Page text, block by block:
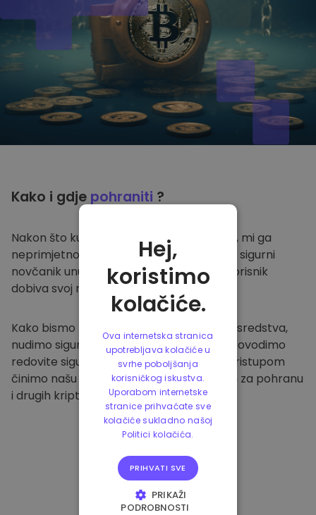
Kako i gdje pohraniti ?
Nakon što kupite na Kriptomat platformi , mi ga
neprimjetno prenosimo u vaš namjenski i sigurni
novčanik unutar naše platforme. Svaki korisnik
dobiva svoj novčanik.
Kako bismo zaštitili naše klijente i njihova sredstva,
nudimo sigurnu izvanmrežnu pohranu i provodimo
redovite sigurnosne provjere. Ovakvim pristupom
činimo našu platformu sigurnim mjestom za pohranu
i drugih kriptovaluta.
Hej,
koristimo
kolačiće.
Ova internetska stranica
upotrebljava kolačiće u
svrhe poboljšanja
korisničkog iskustva.
Uporabom internetske
stranice prihvaćate sve
kolačiće sukladno našoj
Politici kolačića.
PRIHVATI SVE
PRIKAŽI
PODROBNOSTI